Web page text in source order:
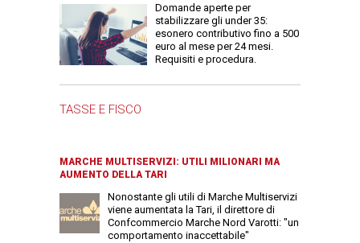
Domande aperte per
stabilizzare gli under 35:
esonero contributivo fino a 500
euro al mese per 24 mesi.
Requisiti e procedura.
TASSE E FISCO
MARCHE MULTISERVIZI: UTILI MILIONARI MA
AUMENTO DELLA TARI
Nonostante gli utili di Marche Multiservizi
viene aumentata la Tari, il direttore di
Confcommercio Marche Nord Varotti: "un
comportamento inaccettabile"